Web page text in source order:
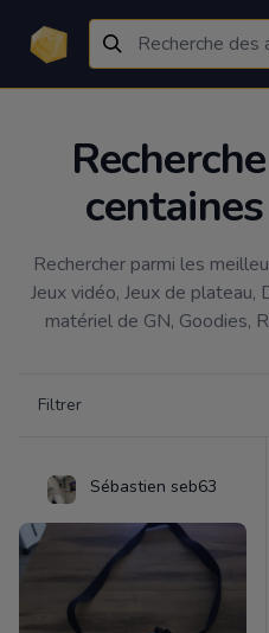
Rechercher parmi les
Jeux vidéo, Jeux de plateau,
matériel de GN, Goodies,
Filtrer
Sébastien seb63